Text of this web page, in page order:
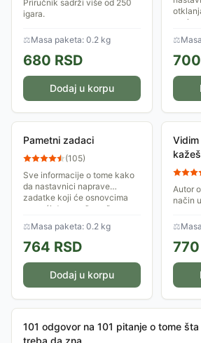
Priručnik sadrži više od 250
igara.
⚖Masa paketa: 0.2 kg
680 RSD
Dodaj u korpu
s
⚖
700
Pametni zadaci
(105)
Sve informacije o tome kako
da nastavnici naprave
zadatke koji će osnovcima
pomoći da uspešno uče.
⚖Masa paketa: 0.2 kg
764 RSD
Dodaj u korpu
kažeš
Autor
način
⚖
770
101 odgovor na 101 pitanje o tome
treba da zna